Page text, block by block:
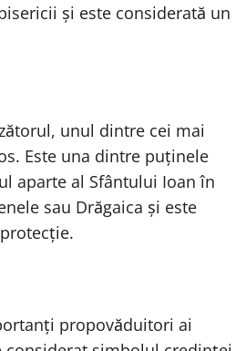
și este considerată un
unul dintre cei mai
Este una dintre puținele
aparte al Sfântului Ioan în
sau Drăgaica și este
propovăduitori ai